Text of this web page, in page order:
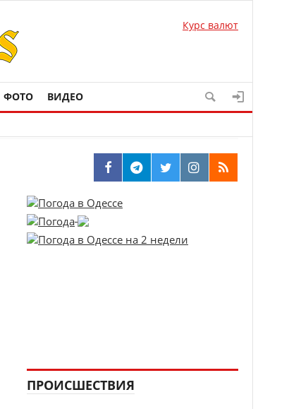
Курс валют
ФОТО ВИДЕО
ПРОИСШЕСТВИЯ